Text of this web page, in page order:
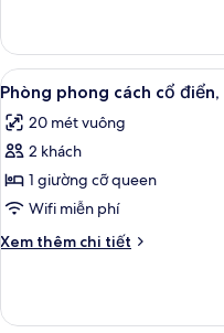
1
giường
cỡ
king
Phòng
phong
cách
điển,
cỡ
king
Xem
tất
cả
ảnh
Phòng
phong
cách
cổ
1
6
Phòng phong cách cổ
20 mét vuông
2 khách
1 giường cỡ queen
Wifi miễn phí
Xem thêm chi tiết
Chi
Phòng